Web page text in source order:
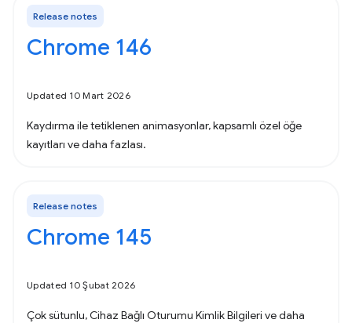
Release notes
Chrome 146
Updated 10 Mart 2026
Kaydırma ile tetiklenen animasyonlar, kapsamlı özel öğe
kayıtları ve daha fazlası.
Release notes
Chrome 145
Updated 10 Şubat 2026
Çok sütunlu, Cihaz Bağlı Oturumu Kimlik Bilgileri ve daha